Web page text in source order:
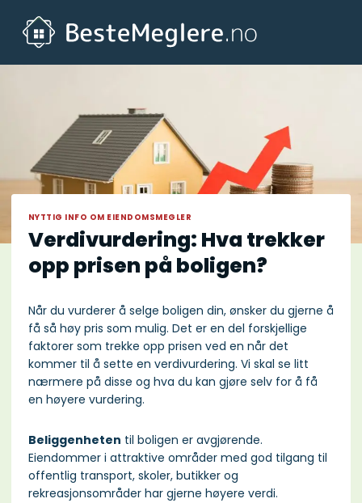
content
NYTTIG INFO OM EIENDOMSMEGLER
Verdivurdering: Hva trekker
opp prisen på boligen?
Når du vurderer å selge boligen din, ønsker du gjerne å
få så høy pris som mulig. Det er en del forskjellige
faktorer som trekke opp prisen ved en når det
kommer til å sette en verdivurdering. Vi skal se litt
nærmere på disse og hva du kan gjøre selv for å få
en høyere vurdering.
Beliggenheten til boligen er avgjørende.
Eiendommer i attraktive områder med god tilgang til
offentlig transport, skoler, butikker og
rekreasjonsområder har gjerne høyere verdi.